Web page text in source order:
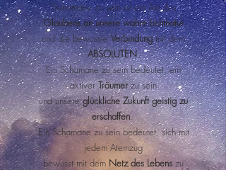
"Schamane zu sein ist ein Akt des
Glaubens an unsere wahre Lichtnatur
und diebewussteVerbindungmit dem
ABSOLUTEN.
Ein Schamane zu sein bedeutet, ein
aktiverTräumerzu sein
und unsereglücklicheZukunft geistig zu
erschaffen.
Ein Schamane zu sein bedeutet, sich mit
jedem Atemzug
bewusst mit dem Netz des Lebens zu